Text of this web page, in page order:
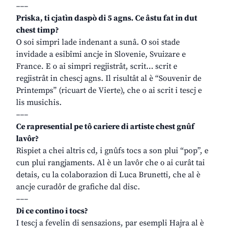
–––
Priska, ti cjatìn daspò di 5 agns. Ce âstu fat in dut
chest timp?
O soi simpri lade indenant a sunâ. O soi stade
invidade a esibîmi ancje in Slovenie, Svuizare e
France. E o ai simpri regjistrât, scrit… scrit e
regjistrât in chescj agns. Il risultât al è “Souvenir de
Printemps” (ricuart de Vierte), che o ai scrit i tescj e
lis musichis.
–––
Ce rapresential pe tô cariere di artiste chest gnûf
lavôr?
Rispiet a chei altris cd, i gnûfs tocs a son plui “pop”, e
cun plui rangjaments. Al è un lavôr che o ai curât tai
detais, cu la colaborazion di Luca Brunetti, che al è
ancje curadôr de grafiche dal disc.
–––
Di ce contino i tocs?
I tescj a fevelin di sensazions, par esempli Hajra al è